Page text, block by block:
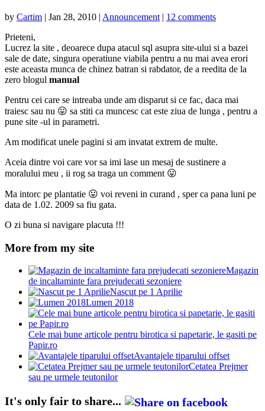
by Cartim | Jan 28, 2010 | Announcement | 12 comments
Prieteni,
Lucrez la site , deoarece dupa atacul sql asupra site-ului si a bazei
sale de date, singura operatiune viabila pentru a nu mai avea erori
este aceasta munca de chinez batran si rabdator, de a reedita de la
zero blogul manual
Pentru cei care se intreaba unde am disparut si ce fac, daca mai
traiesc sau nu 😛 sa stiti ca muncesc cat este ziua de lunga , pentru a
pune site -ul in parametri.
Am modificat unele pagini si am invatat extrem de multe.
Aceia dintre voi care vor sa imi lase un mesaj de sustinere a
moralului meu , ii rog sa traga un comment 😛
Ma intorc pe plantatie 😛 voi reveni in curand , sper ca pana luni pe
data de 1.02. 2009 sa fiu gata.
O zi buna si navigare placuta !!!
More from my site
Magazin
de incaltaminte fara prejudecati sezoniere
Nascut pe 1 Aprilie
Lumen 2018
Cele mai bune articole pentru birotica si papetarie, le gasiti pe
Papir.ro
Avantajele tiparului offset
Cetatea Prejmer
sau pe urmele teutonilor
It's only fair to share...